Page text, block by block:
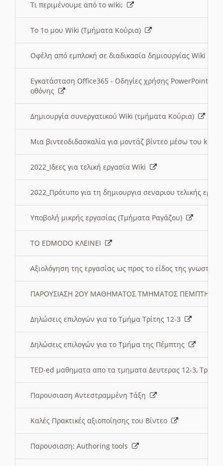
Τι περιμένουμε από το wiki;
Το 1ο μου Wiki (Τμήματα Κούρια)
Οφέλη από εμπλοκή σε διαδικασία δημιουργίας Wiki
Εγκατάσταση Office365 - Οδηγίες χρήσης PowerPoint
οθόνης
Δημιουργία συνεργατικού Wiki (τμήματα Κούρια)
Μια βιντεοδιδασκαλία για μοντάζ βίντεο μέσω του
2022_Ιδεες για τελική εργασία Wiki
2022_Πρότυπο για τη δημιουργια σεναριου τελικής
Υποβολή μικρής εργασίας (Τμήματα Ραγάζου)
ΤΟ EDMODO ΚΛΕΙΝΕΙ
Αξιολόγηση της εργασίας ως προς το είδος της
ΠΑΡΟΥΣΙΑΣΗ 2ΟΥ ΜΑΘΗΜΑΤΟΣ ΤΜΗΜΑΤΟΣ
Δηλώσεις επιλογών για το Τμήμα Τρίτης 12-3
Δηλώσεις επιλογών για το Τμήμα της Πέμπτης
TED-ed μαθηματα απο τα τμηματα Δευτερας 12-3,
Παρουσιαση Αντεστραμμένη Τάξη
Καλές Πρακτικές αξιοποίησης του Βίντεο
Παρουσιαση: Authoring tools